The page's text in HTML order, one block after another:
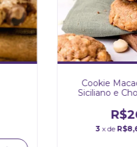
Cookie
Siciliano e
3 x de